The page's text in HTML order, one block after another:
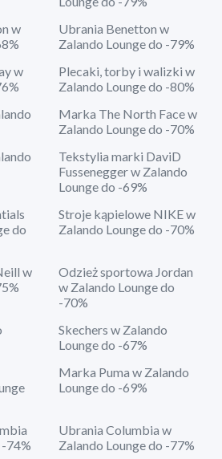
w
Ubrania Benetton w
Zalando Lounge do -79%
w
Plecaki, torby i walizki w
Zalando Lounge do -80%
Marka The North Face w
Zalando Lounge do -70%
Tekstylia marki DaviD
Fussenegger w Zalando
Lounge do -69%
do
Stroje kąpielowe NIKE w
Zalando Lounge do -70%
w
Odzież sportowa Jordan
w Zalando Lounge do
-70%
Skechers w Zalando
Lounge do -67%
Marka Puma w Zalando
Lounge do -69%
74%
Ubrania Columbia w
Zalando Lounge do -77%